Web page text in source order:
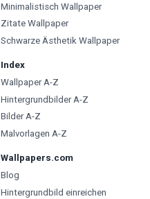
Minimalistisch Wallpaper
Zitate Wallpaper
Schwarze Ästhetik Wallpaper
Index
Wallpaper A-Z
Hintergrundbilder A-Z
Bilder A-Z
Malvorlagen A-Z
Wallpapers.com
Blog
Hintergrundbild einreichen